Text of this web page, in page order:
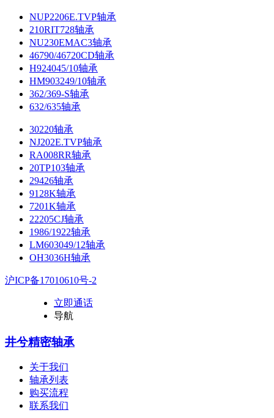
NUP2206E.TVP轴承
210RIT728轴承
NU230EMAC3轴承
46790/46720CD轴承
H924045/10轴承
HM903249/10轴承
362/369-S轴承
632/635轴承
30220轴承
NJ202E.TVP轴承
RA008RR轴承
20TP103轴承
29426轴承
9128K轴承
7201K轴承
22205CJ轴承
1986/1922轴承
LM603049/12轴承
OH3036H轴承
沪ICP备17010610号-2
立即通话
导航
井兮精密轴承
关于我们
轴承列表
购买流程
联系我们